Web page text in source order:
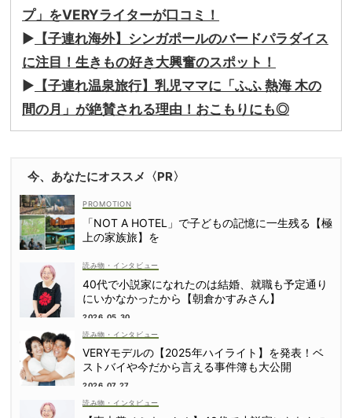
プ」をVERYライターが口コミ！
▶︎ 【子連れ海外】シンガポールのバードパラダイス
に注目！生きもの好き大興奮のスポット！
▶︎ 【子連れ温泉旅行】乳児ママに「ふふ 熱海 木の
間の月」が絶賛される理由！おこもりにも◎
今、あなたにオススメ〈PR〉
「NOT A HOTEL」で子どもの記憶に一生残る【極
上の家族旅】を
読み物・インタビュー
40代で小説家になれたのは結婚、就職も予定通り
にいかなかったから【朝倉かすみさん】
2026.05.30
読み物・インタビュー
VERYモデルの【2025年ハイライト】を発表！ベ
ストバイや今だから言える事件簿も大公開
2026.07.27
読み物・インタビュー